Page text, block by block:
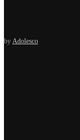
by Adolesco